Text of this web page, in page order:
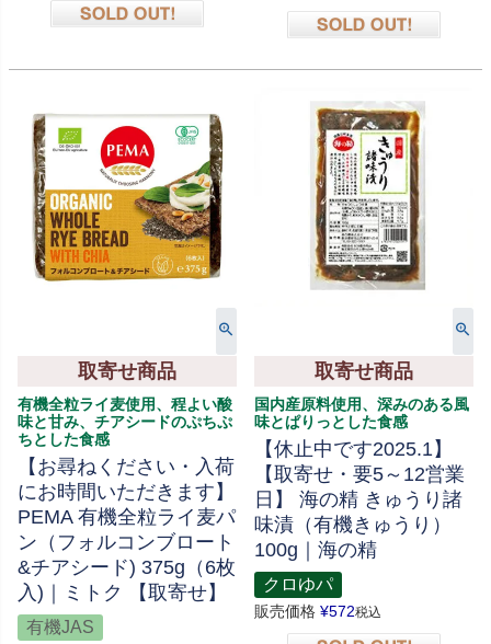
取寄せ商品
有機全粒ライ麦使用、程よい酸
味と甘み、チアシードのぷちぷ
ちとした食感
【お尋ねください・入荷
にお時間いただきます】
PEMA 有機全粒ライ麦パ
ン（フォルコンブロート
&チアシード) 375g（6枚
入)｜ミトク 【取寄せ】
有機JAS
取寄せ商品
国内産原料使用、深みのある風
味とぱりっとした食感
【休止中です2025.1】
【取寄せ・要5～12営業
日】 海の精 きゅうり諸
味漬（有機きゅうり）
100g｜海の精
クロゆパ
販売価格 ¥572税込